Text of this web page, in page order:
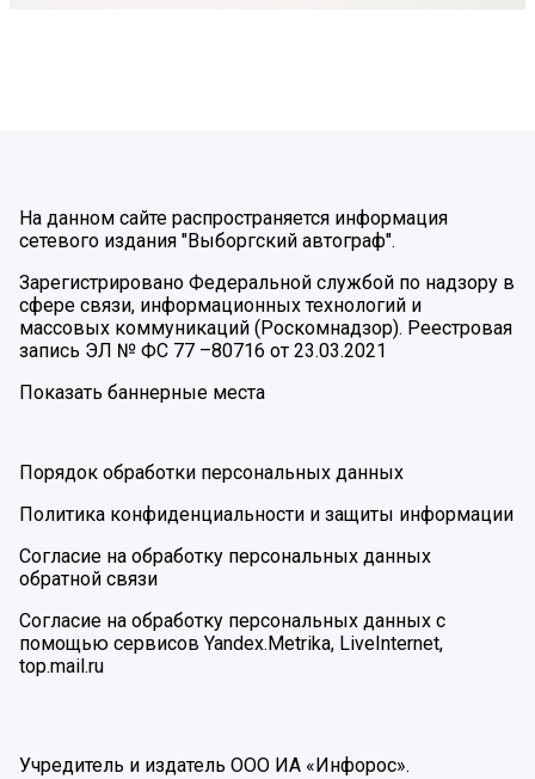
На данном сайте распространяется информация
сетевого издания "Выборгский автограф".
Зарегистрировано Федеральной службой по надзору в
сфере связи, информационных технологий и
массовых коммуникаций (Роскомнадзор). Реестровая
запись ЭЛ № ФС 77 –80716 от 23.03.2021
Показать баннерные места
Порядок обработки персональных данных
Политика конфиденциальности и защиты информации
Согласие на обработку персональных данных
обратной связи
Согласие на обработку персональных данных с
помощью сервисов Yandex.Metrika, LiveInternet,
top.mail.ru
Учредитель и издатель ООО ИА «Инфорос».